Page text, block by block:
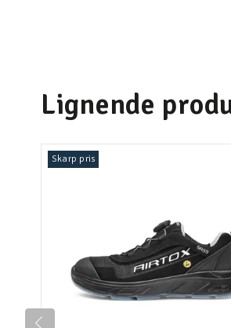
Lignende
Skarp pris